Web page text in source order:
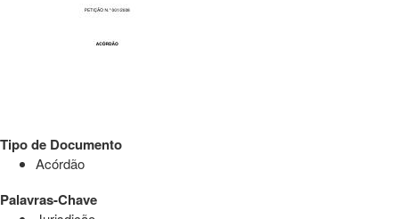
Tipo de Documento
Acórdão
Palavras-Chave